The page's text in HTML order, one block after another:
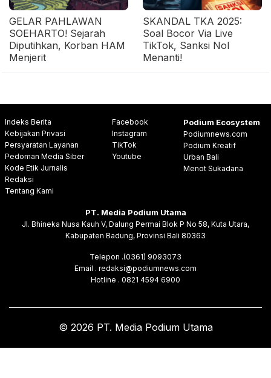
GELAR PAHLAWAN
SOEHARTO! Sejarah
Diputihkan, Korban HAM
Menjerit
SKANDAL TKA 2025:
Soal Bocor Via Live
TikTok, Sanksi Nol
Menanti!
Indeks Berita
Kebijakan Privasi
Persyaratan Layanan
Pedoman Media Siber
Kode Etik Jurnalis
Redaksi
Tentang Kami
Facebook
Instagram
TikTok
Youtube
Podium Ecosystem
Podiumnews.com
Podium Kreatif
Urban Bali
Menot Sukadana
PT. Media Podium Utama
Jl. Bhineka Nusa Kauh V, Dalung Permai Blok P No 58, Kuta Utara,
Kabupaten Badung, Provinsi Bali 80363
Telepon .(0361) 9093073
Email . redaksi@podiumnews.com
Hotline . 0821 4594 6900
© 2026 PT. Media Podium Utama